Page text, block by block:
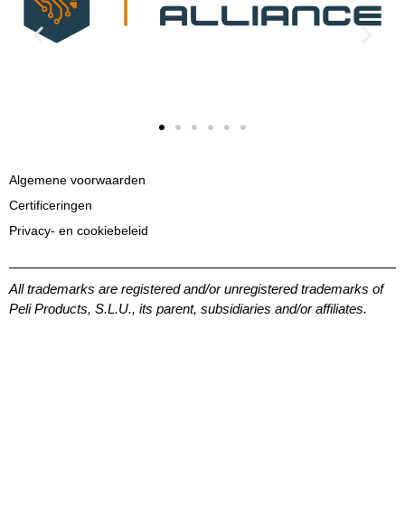
Algemene voorwaarden
Certificeringen
Privacy- en cookiebeleid
All trademarks are registered and/or unregistered trademarks of
Peli Products, S.L.U., its parent, subsidiaries and/or affiliates.